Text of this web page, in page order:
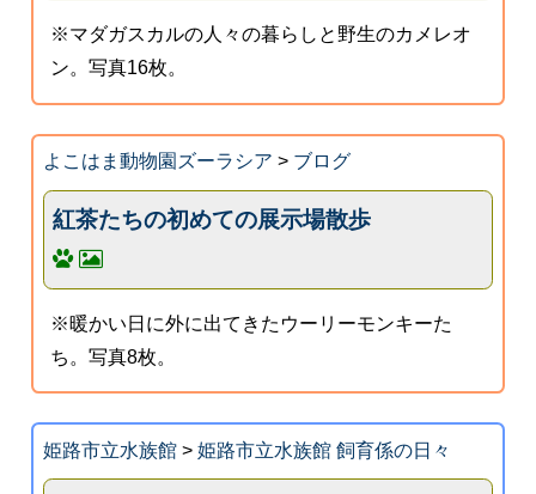
※マダガスカルの人々の暮らしと野生のカメレオ
ン。写真16枚。
よこはま動物園ズーラシア > ブログ
紅茶たちの初めての展示場散歩
※暖かい日に外に出てきたウーリーモンキーた
ち。写真8枚。
姫路市立水族館> 姫路市立水族館 飼育係の日々